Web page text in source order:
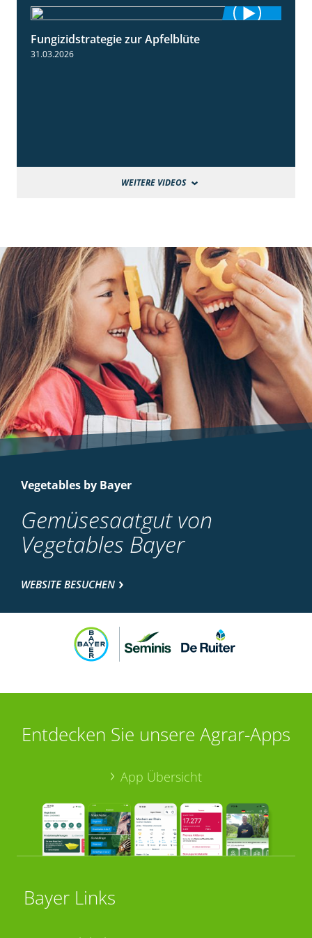
Fungizidstrategie zur Apfelblüte
31.03.2026
WEITERE VIDEOS
Vegetables by Bayer
Gemüsesaatgut von
Vegetables Bayer
WEBSITE BESUCHEN
Entdecken Sie unsere Agrar-Apps
App Übersicht
Bayer Links